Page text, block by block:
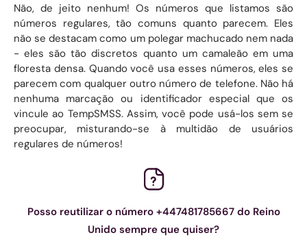
Não, de jeito nenhum! Os números que listamos são
números regulares, tão comuns quanto parecem. Eles
não se destacam como um polegar machucado nem nada
- eles são tão discretos quanto um camaleão em uma
floresta densa. Quando você usa esses números, eles se
parecem com qualquer outro número de telefone. Não há
nenhuma marcação ou identificador especial que os
vincule ao TempSMSS. Assim, você pode usá-los sem se
preocupar, misturando-se à multidão de usuários
regulares de números!
Posso reutilizar o número +447481785667 do Reino
Unido sempre que quiser?